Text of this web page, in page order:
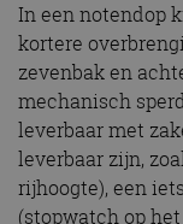
In een notendop
kortere
zevenbak en
mechanisch
leverbaar met
leverbaar zijn,
rijhoogte), een
(stopwatch op